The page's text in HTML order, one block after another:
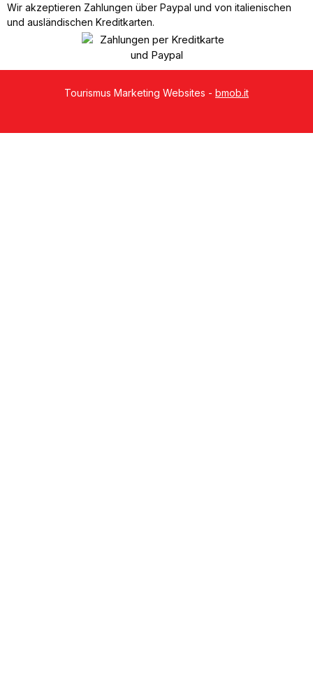
Wir akzeptieren Zahlungen über Paypal und von italienischen
und ausländischen Kreditkarten.
Tourismus Marketing Websites - bmob.it